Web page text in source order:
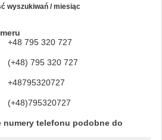
wyszukiwań / miesiąc
+48 795 320 727
(+48) 795 320 727
+48795320727
(+48)795320727
numery telefonu podobne do